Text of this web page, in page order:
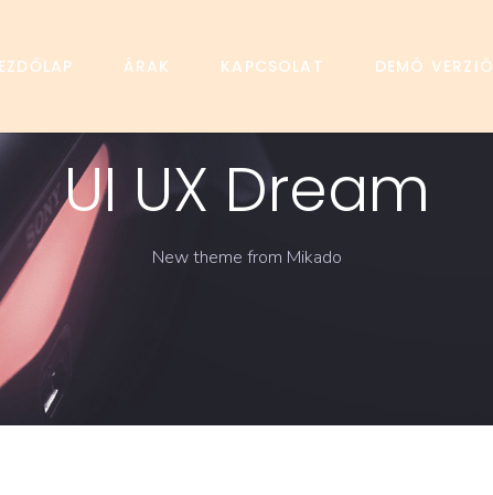
ÁRAK KAPCSOLAT DEMÓ VERZIÓ
UI UX Dream
New theme from Mikado